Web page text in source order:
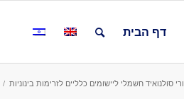
דף הבית
/